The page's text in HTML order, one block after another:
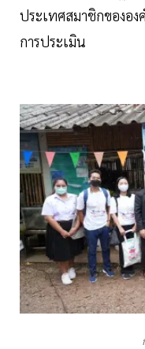
ประเทศสมาชิกของอ
การประเมิน